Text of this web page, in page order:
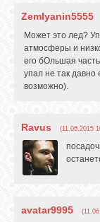
Zemlyanin5555
Может это лед?
атмосферы и
его бОльшая
упал не так
возможно).
Ravus (11.06.2015
avatar9995